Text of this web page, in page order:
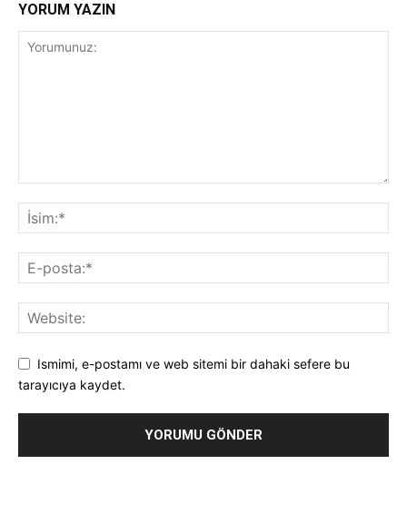
YORUM YAZIN
Ismimi, e-postamı ve web sitemi bir dahaki sefere bu
tarayıcıya kaydet.